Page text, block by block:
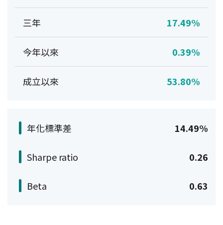
三年 17.49%
今年以來 0.39%
成立以來 53.80%
年化標準差 14.49%
Sharpe ratio 0.26
Beta 0.63